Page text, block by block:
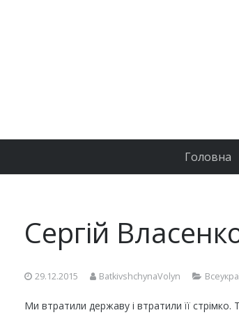
Головна
Сергій
29.12.2015 BatkivshchynaVolyn
Ми втратили державу і втратили її